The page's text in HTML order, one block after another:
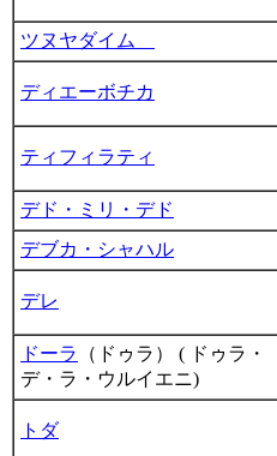
ツヌヤダイム
ディエーボチカ
ティフィラティ
デド・ミリ・デド
デブカ・シャハル
デレ
ドーラ
（ドゥラ） ( ドゥラ・
デ・ラ・ウルイエニ)
トダ